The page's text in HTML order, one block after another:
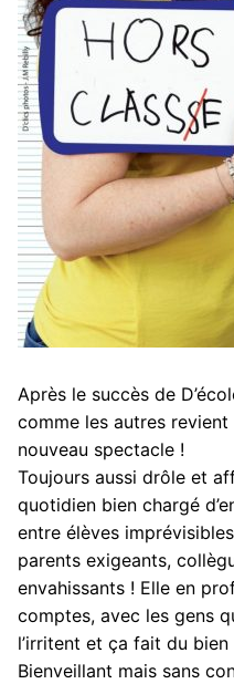
Après le succès de
comme les autres revient
nouveau spectacle !
Toujours aussi drôle et
quotidien bien chargé
entre élèves
parents exigeants,
envahissants ! Elle en
comptes, avec les gens
l’irritent et ça fait du bien
Bienveillant mais sans